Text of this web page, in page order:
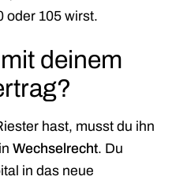
oder 105 wirst.
deinem
hast, musst du ihn
Wechselrecht. Du
in das neue